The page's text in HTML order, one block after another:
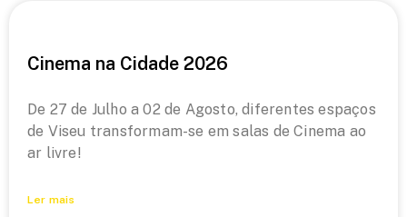
Cinema na Cidade 2026
De 27 de Julho a 02 de Agosto, diferentes espaços
de Viseu transformam-se em salas de Cinema ao
ar livre!
Ler mais